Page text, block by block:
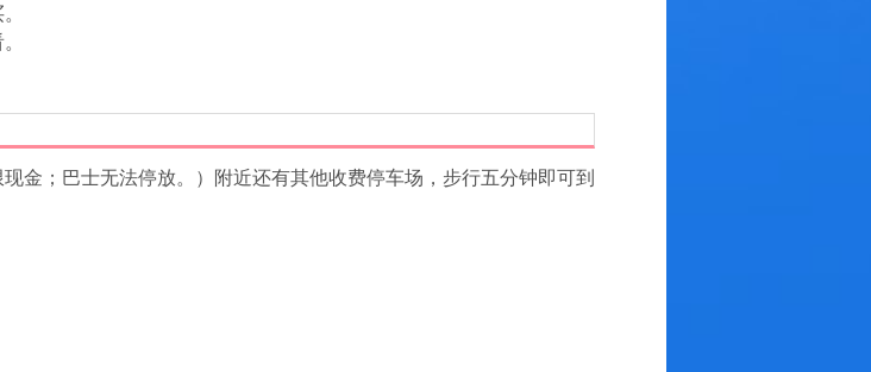
金；巴士无法停放。）附近还有其他收费停车场，步行五分钟即可到